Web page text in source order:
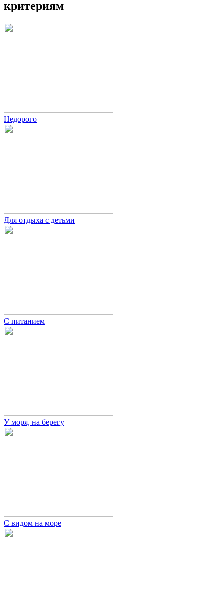
критериям
Недорого
Для отдыха с детьми
С питанием
У моря, на берегу
С видом на море